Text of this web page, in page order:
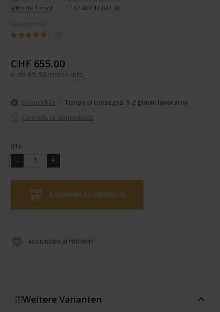
altro de Tissot
T137.407.17.041.00
CHF 655.00
o da 65.50/mese info
Disponibile Tempo di consegna: 1-2 giorni lavorativi
Controlla la disponibilità
QTÀ
AGGIUNGI AL CARRELLO
AGGIUNGERE AI PREFERITI
Weitere Varianten